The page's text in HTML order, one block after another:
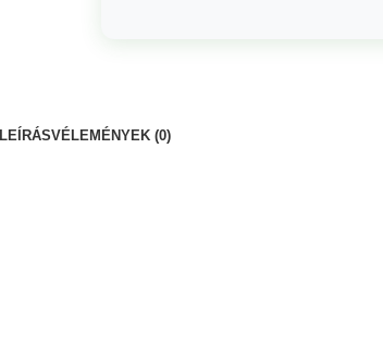
LEÍRÁSVÉLEMÉNYEK (0)